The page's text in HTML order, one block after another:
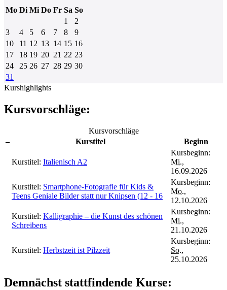
Mo Di Mi Do Fr Sa So
1
2
3
4 5 6 7 8
9
10
11 12 13 14 15 16
17
18 19 20 21 22 23
24
25 26 27 28 29 30
31
Kurshighlights
Kursvorschläge:
Kursvorschläge
–
Kurstitel Beginn
Kurstitel: Italienisch A2
Kursbeginn:
Mi.,
16.09.2026
Kurstitel: Smartphone-Fotografie für Kids &
Teens Geniale Bilder statt nur Knipsen (12 - 16
Kursbeginn:
Mo.,
12.10.2026
Kurstitel: Kalligraphie – die Kunst des schönen
Schreibens
Kursbeginn:
Mi.,
21.10.2026
Kurstitel: Herbstzeit ist Pilzzeit
Kursbeginn:
So.,
25.10.2026
Demnächst stattfindende Kurse: